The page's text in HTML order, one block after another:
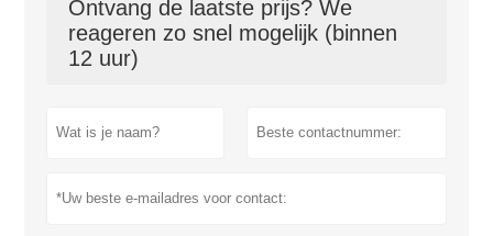
Ontvang de laatste prijs? We
reageren zo snel mogelijk (binnen
12 uur)